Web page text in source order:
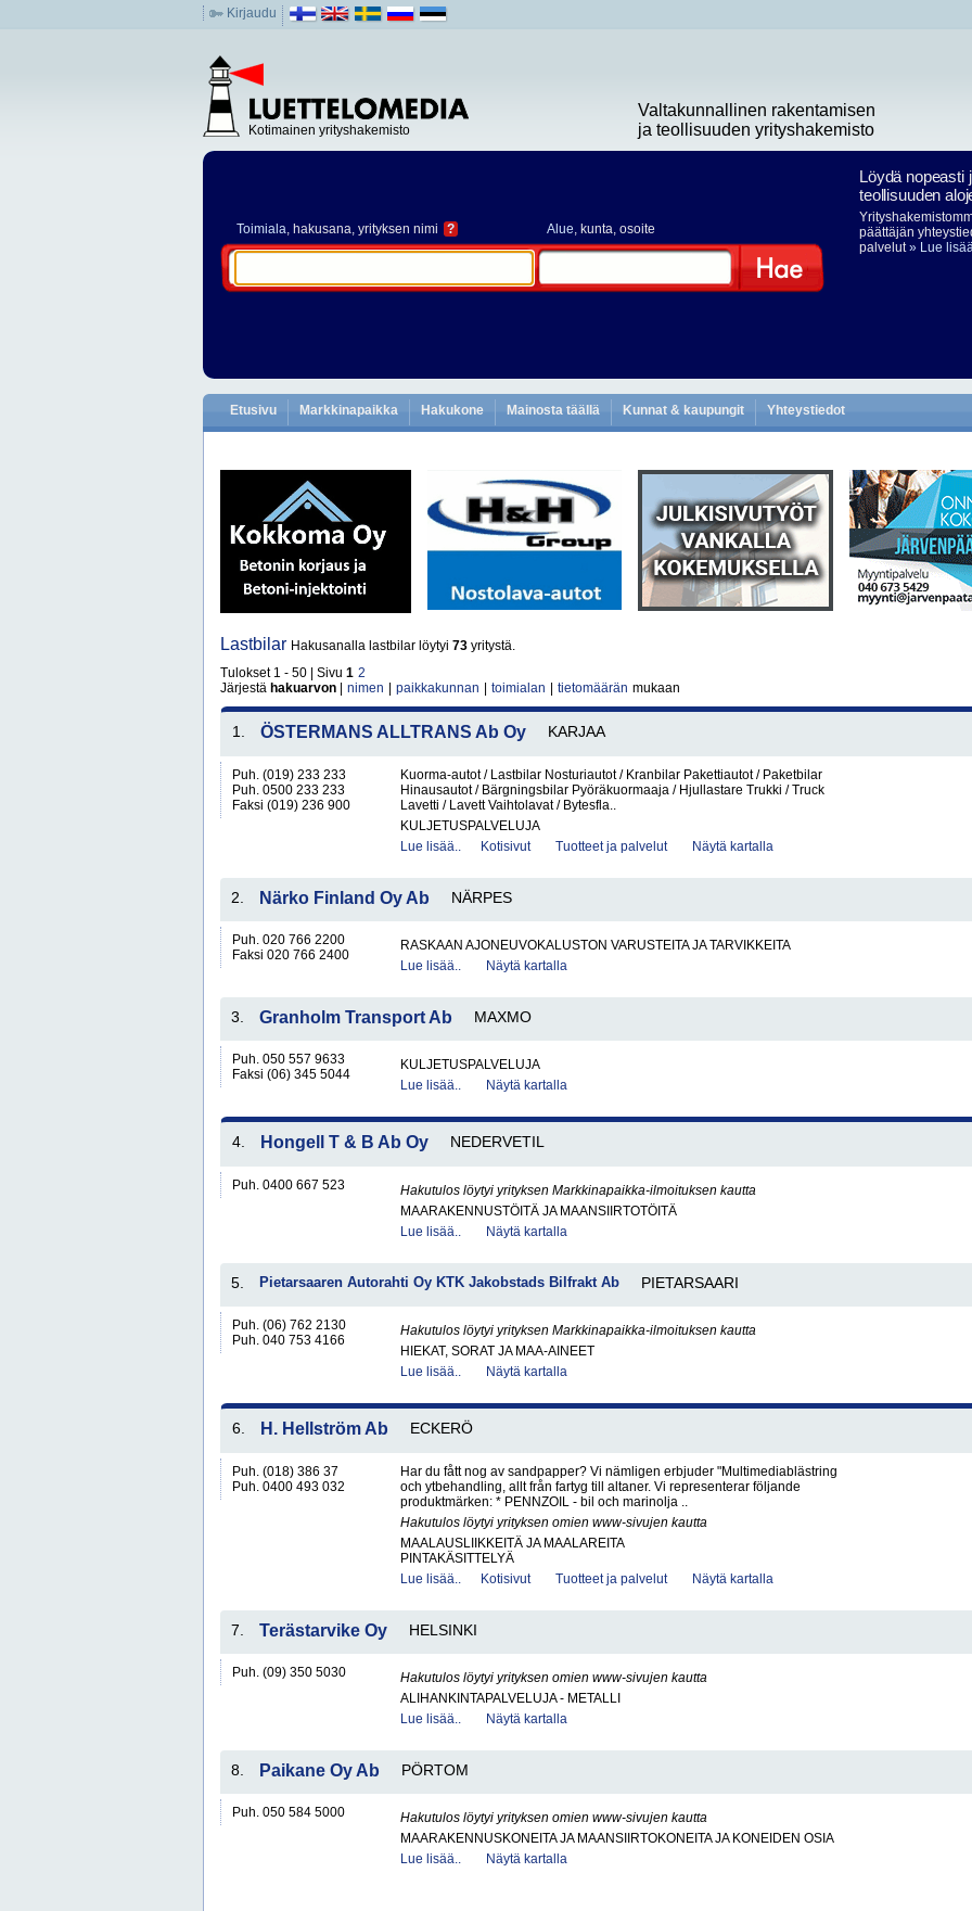
Kirjaudu
Kotimainen yrityshakemisto
Valtakunnallinen rakentamisen
ja teollisuuden yrityshakemisto
Toimiala, hakusana, yrityksen nimi ? Alue, kunta, osoite
Löydä nopeasti
teollisuuden
päättäjän
palvelut» Lue
Etusivu Markkinapaikka Hakukone Mainosta täällä Kunnat & kaupungit Yhteystiedot
Lastbilar Hakusanalla lastbilar löytyi 73 yritystä.
Tulokset 1 - 50 | Sivu 1 2
Järjestä hakuarvon nimen paikkakunnan toimialan tietomäärän mukaan
1. ÖSTERMANS ALLTRANS Ab Oy KARJAA
Puh. (019) 233 233
Puh. 0500 233 233
Faksi (019) 236 900
Kuorma-autot / Lastbilar Nosturiautot / Kranbilar Pakettiautot / Paketbilar
Hinausautot / Bärgningsbilar Pyöräkuormaaja / Hjullastare Trukki / Truck
Lavetti / Lavett Vaihtolavat / Bytesfla..
KULJETUSPALVELUJA
Lue lisää..
Kotisivut Tuotteet ja palvelut Näytä kartalla
2. Närko Finland Oy Ab NÄRPES
Puh. 020 766 2200
Faksi 020 766 2400
RASKAAN AJONEUVOKALUSTON VARUSTEITA JA TARVIKKEITA
Lue lisää..
Näytä kartalla
3. Granholm Transport Ab MAXMO
Puh. 050 557 9633
Faksi (06) 345 5044
KULJETUSPALVELUJA
Lue lisää..
Näytä kartalla
4. Hongell T & B Ab Oy NEDERVETIL
Puh. 0400 667 523
Hakutulos löytyi yrityksen Markkinapaikka-ilmoituksen kautta
MAARAKENNUSTÖITÄ JA MAANSIIRTOTÖITÄ
Lue lisää..
Näytä kartalla
5. Pietarsaaren Autorahti Oy KTK Jakobstads Bilfrakt Ab PIETARSAARI
Puh. (06) 762 2130
Puh. 040 753 4166
Hakutulos löytyi yrityksen Markkinapaikka-ilmoituksen kautta
HIEKAT, SORAT JA MAA-AINEET
Lue lisää..
Näytä kartalla
6. H. Hellström Ab ECKERÖ
Puh. (018) 386 37
Puh. 0400 493 032
Har du fått nog av sandpapper? Vi nämligen erbjuder "Multimediablästring
och ytbehandling, allt från fartyg till altaner. Vi representerar följande
produktmärken: * PENNZOIL - bil och marinolja ..
Hakutulos löytyi yrityksen omien www-sivujen kautta
MAALAUSLIIKKEITÄ JA MAALAREITA
PINTAKÄSITTELYÄ
Lue lisää..
Kotisivut Tuotteet ja palvelut Näytä kartalla
7. Terästarvike Oy HELSINKI
Puh. (09) 350 5030
Hakutulos löytyi yrityksen omien www-sivujen kautta
ALIHANKINTAPALVELUJA - METALLI
Lue lisää..
Näytä kartalla
8. Paikane Oy Ab PÖRTOM
Puh. 050 584 5000
Hakutulos löytyi yrityksen omien www-sivujen kautta
MAARAKENNUSKONEITA JA MAANSIIRTOKONEITA JA KONEIDEN OSIA
Lue lisää..
Näytä kartalla